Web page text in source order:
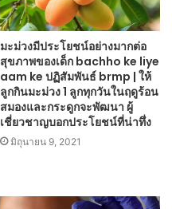
มะม่วงมีประโยชน์อย่างมากต่อ
สุขภาพของเด็ก bachho ke liye
aam ke ปฏิสัมพันธ์ brmp | ให้
ลูกกินมะม่วง 1 ลูกทุกวันในฤดูร้อน
สมองและกระดูกจะพัฒนา ผู้
เชี่ยวชาญบอกประโยชน์ที่น่าทึ่ง
มิถุนายน 9, 2021